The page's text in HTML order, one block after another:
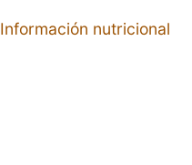
Información nutricional